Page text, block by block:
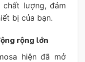
chất lượng, đảm
bị của bạn.
rộng lớn
hiện đã mở